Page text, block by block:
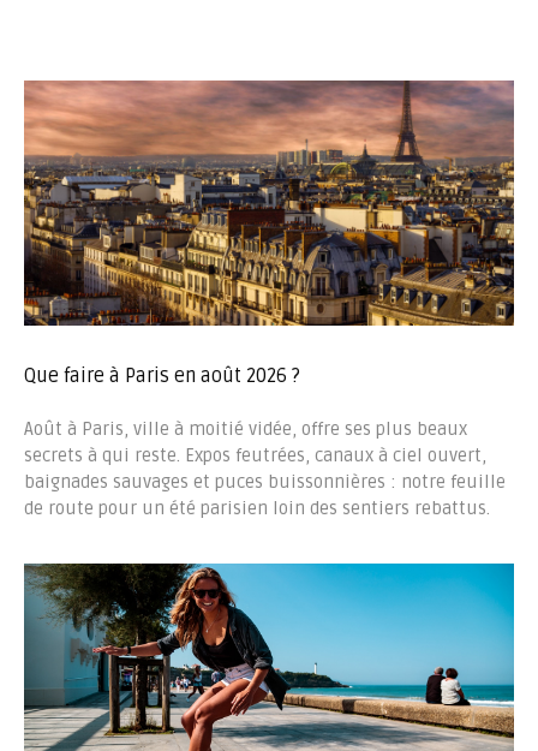
Que faire à Paris en août 2026 ?
Août à Paris, ville à moitié vidée, offre ses plus beaux
secrets à qui reste. Expos feutrées, canaux à ciel ouvert,
baignades sauvages et puces buissonnières : notre feuille
de route pour un été parisien loin des sentiers rebattus.